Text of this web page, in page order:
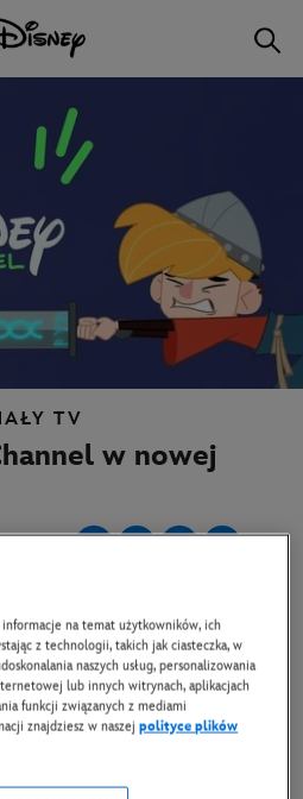
TV
w nowej
Disney Channel pojawi się
graficzna, a wraz z nią
podkreślą niezwykle
niezmiennie
na temat użytkowników, ich
z technologii, takich jak ciasteczka, w
naszych usług, personalizowania
lub innych witrynach, aplikacjach
funkcji związanych z mediami
znajdziesz w naszejpolityce plików